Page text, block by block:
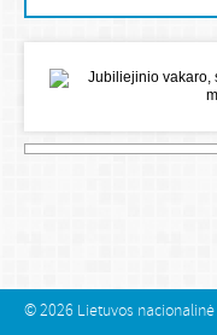
© 2026 Lietuvos